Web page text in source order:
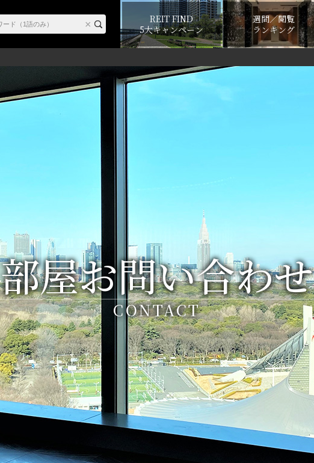
REIT FIND
5大キャンペーン
週間／閲覧
ランキング
部屋お問い合わせ
CONTACT